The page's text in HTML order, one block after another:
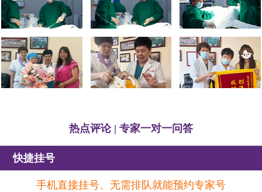
热点评论 | 专家一对一问答
快捷挂号
手机直接挂号、无需排队就能预约专家号